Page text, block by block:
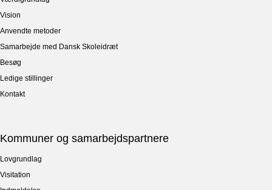
Vision
Anvendte metoder
Samarbejde med Dansk Skoleidræt
Besøg
Ledige stillinger
Kontakt
Kommuner og samarbejdspartnere
Lovgrundlag
Visitation